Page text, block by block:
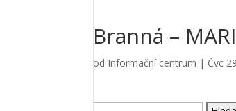
Branná –
od Informační centrum | Čvc